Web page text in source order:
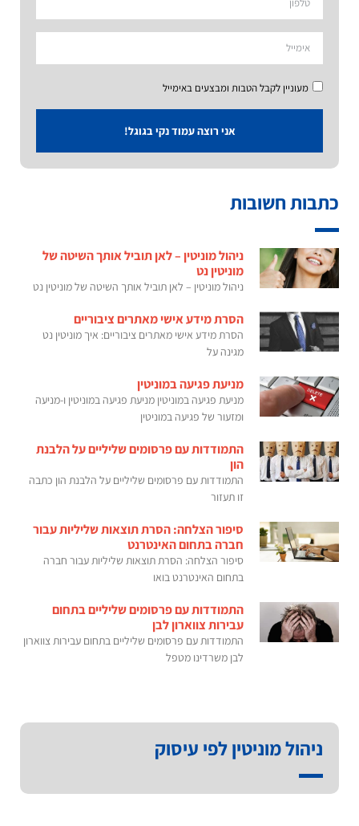
מעוניין לקבל הטבות ומבצעים באימייל
אני רוצה עמוד נקי בגוגל!
כתבות חשובות
ניהול מוניטין – לאן תוביל אותך השיטה של
מוניטין נט
ניהול מוניטין – לאן תוביל אותך השיטה של מוניטין נט
הסרת מידע אישי מאתרים ציבוריים
הסרת מידע אישי מאתרים ציבוריים: איך מוניטין נט
מגינה על
מניעת פגיעה במוניטין
מניעת פגיעה במוניטין מניעת פגיעה במוניטין ו-מניעה
ומזעור של פגיעה במוניטין
התמודדות עם פרסומים שליליים על הלבנת
הון
התמודדות עם פרסומים שליליים על הלבנת הון כתבה
זו תעזור
סיפור הצלחה: הסרת תוצאות שליליות עבור
חברה בתחום האינטרנט
סיפור הצלחה: הסרת תוצאות שליליות עבור חברה
בתחום האינטרנט בואו
התמודדות עם פרסומים שליליים בתחום
עבירות צווארון לבן
התמודדות עם פרסומים שליליים בתחום עבירות צווארון
לבן משרדינו מטפל
ניהול מוניטין לפי עיסוק